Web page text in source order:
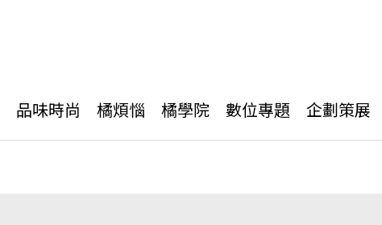
品味時尚 橘煩惱 橘學院 數位專題 企劃策展